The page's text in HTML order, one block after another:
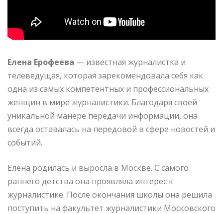
Елена Ерофеева — известная журналистка и
телеведущая, которая зарекомендовала себя как
одна из самых компетентных и профессиональных
женщин в мире журналистики. Благодаря своей
уникальной манере передачи информации, она
всегда оставалась на передовой в сфере новостей и
событий.
Елена родилась и выросла в Москве. С самого
раннего детства она проявляла интерес к
журналистике. После окончания школы она решила
поступить на факультет журналистики Московского